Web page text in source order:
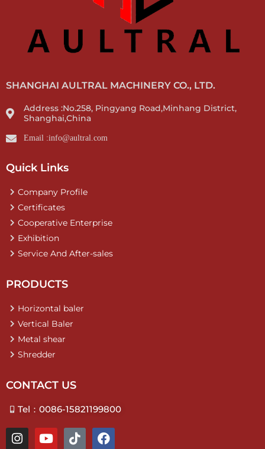
SHANGHAI AULTRAL MACHINERY CO., LTD.
Address :No.258, Pingyang Road,Minhang District,
Shanghai,China
Email :info@aultral.com
Quick Links
Company Profile
Certificates
Cooperative Enterprise
Exhibition
Service And After-sales
PRODUCTS
Horizontal baler
Vertical Baler
Metal shear
Shredder
CONTACT US
Tel：0086-15821199800
I
n
Y
o
T
i
F
a